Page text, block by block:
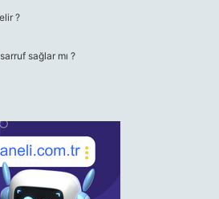
?
sağlar mı ?